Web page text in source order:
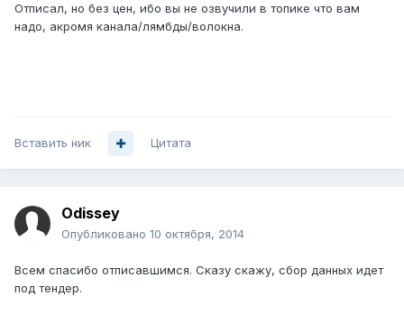
Отписал, но без цен, ибо вы не озвучили в топике что вам
надо, акромя канала/лямбды/волокна.
Вставить ник Цитата
Odissey
Опубликовано 10 октября, 2014
Всем спасибо отписавшимся. Сказу скажу, сбор данных идет
под тендер.